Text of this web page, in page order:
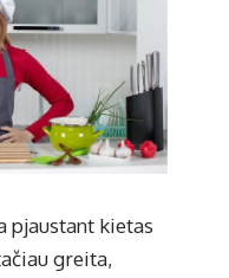
pjaustant kietas
greita,